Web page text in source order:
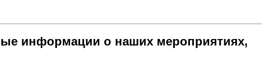
информации о наших мероприятиях,